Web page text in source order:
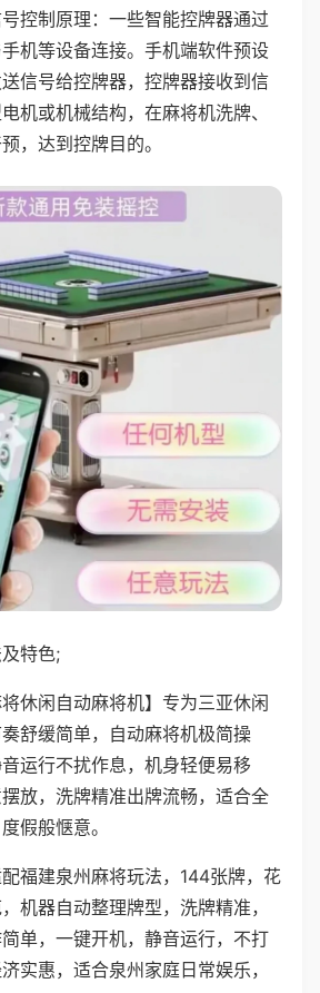
控制原理：一些智能控牌器通过
机等设备连接。手机端软件预设
信号给控牌器，控牌器接收到信
机或机械结构，在麻将机洗牌、
，达到控牌目的。
特色;
将休闲自动麻将机】专为三亚休闲
舒缓简单，自动麻将机极简操
运行不扰作息，机身轻便易移
放，洗牌精准出牌流畅，适合全
假般惬意。
福建泉州麻将玩法，144张牌，花
机器自动整理牌型，洗牌精准，
单，一键开机，静音运行，不打
实惠，适合泉州家庭日常娱乐，